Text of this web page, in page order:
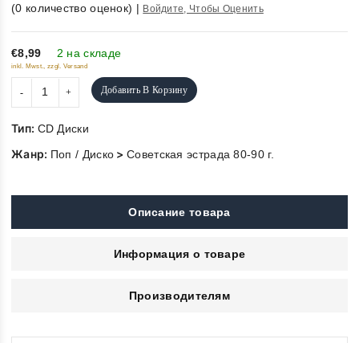
out
of
5
(0 количество оценок) | Войдите, Чтобы Оценить
€8,99 2 на складе
inkl. Mwst., zzgl. Versand
Добавить В Корзину
Тип: CD Диски
Жанр: Поп / Диско >Советская эстрада 80-90 г.
Описание товара
Информация о товаре
Производителям